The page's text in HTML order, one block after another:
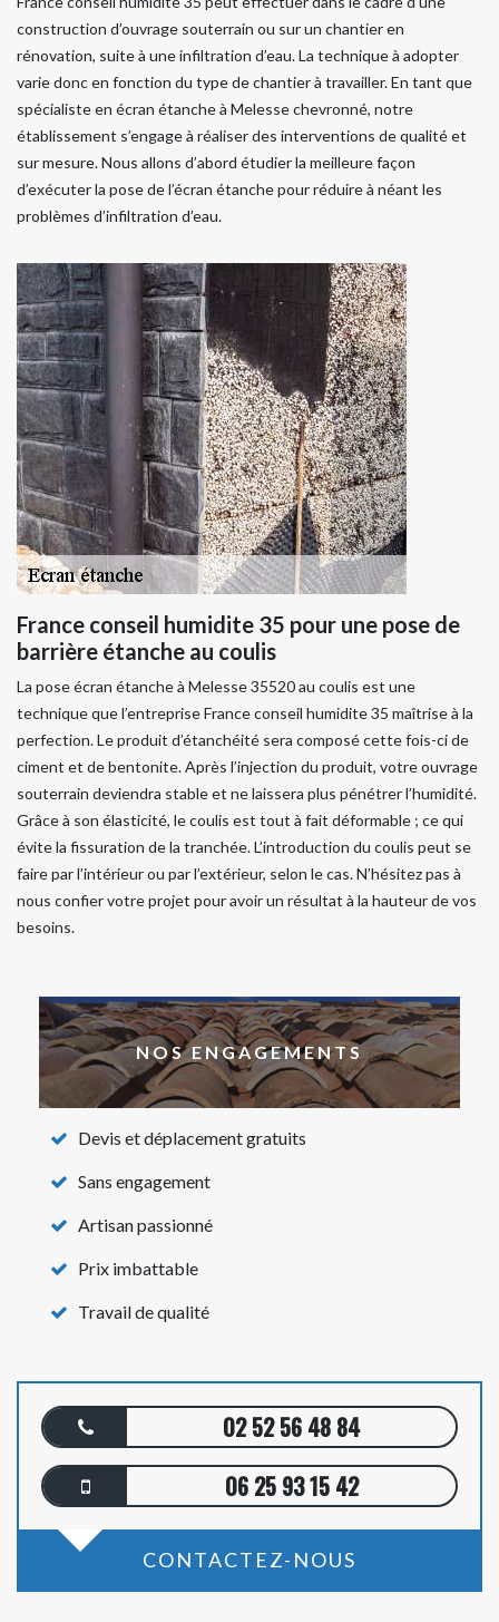
construction d’ouvrage souterrain ou sur un chantier en
rénovation, suite à une infiltration d’eau. La technique à adopter
varie donc en fonction du type de chantier à travailler. En tant que
spécialiste en écran étanche à Melesse chevronné, notre
établissement s’engage à réaliser des interventions de qualité et
sur mesure. Nous allons d’abord étudier la meilleure façon
d’exécuter la pose de l’écran étanche pour réduire à néant les
problèmes d’infiltration d’eau.
France conseil humidite 35 pour une pose de
barrière étanche au coulis
La pose écran étanche à Melesse 35520 au coulis est une
technique que l’entreprise France conseil humidite 35 maîtrise à la
perfection. Le produit d’étanchéité sera composé cette fois-ci de
ciment et de bentonite. Après l’injection du produit, votre ouvrage
souterrain deviendra stable et ne laissera plus pénétrer l’humidité.
Grâce à son élasticité, le coulis est tout à fait déformable ; ce qui
évite la fissuration de la tranchée. L’introduction du coulis peut se
faire par l’intérieur ou par l’extérieur, selon le cas. N’hésitez pas à
nous confier votre projet pour avoir un résultat à la hauteur de vos
besoins.
NOS ENGAGEMENTS
Devis et déplacement gratuits
Sans engagement
Artisan passionné
Prix imbattable
Travail de qualité
02 52 56 48 84
06 25 93 15 42
CONTACTEZ-NOUS